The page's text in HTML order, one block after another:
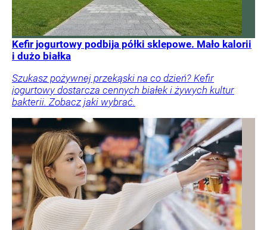
Kefir jogurtowy podbija półki sklepowe. Mało kalorii
i dużo białka
Szukasz pożywnej przekąski na co dzień? Kefir
jogurtowy dostarcza cennych białek i żywych kultur
bakterii. Zobacz jaki wybrać.